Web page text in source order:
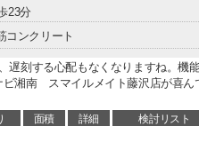
23分
コンクリート
遅刻する心配もなくなりますね。機
ビ湘南 スマイルメイト藤沢店が喜ん
面積 詳細 検討リスト